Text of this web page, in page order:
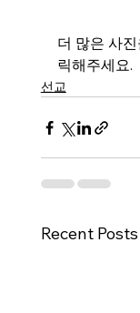
더 많은 사
릭해주세요.
선교
Recent Posts